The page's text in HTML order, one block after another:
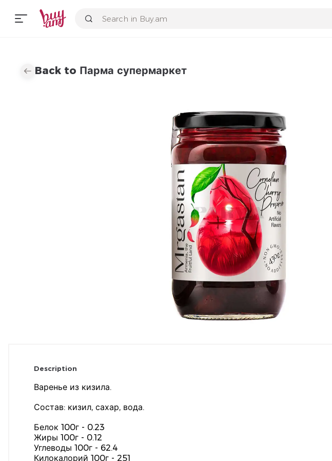
Back to Парма супермаркет
Description
Варенье из кизила.
Состав: кизил, сахар, вода.
Белок 100г - 0.23
Жиры 100г - 0.12
Углеводы 100г - 62.4
Килокалорий 100г - 251